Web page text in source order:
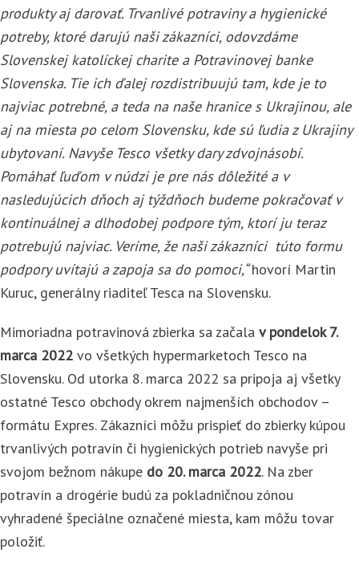
produkty aj darovať. Trvanlivé potraviny a hygienické
potreby, ktoré darujú naši zákazníci, odovzdáme
Slovenskej katolíckej charite a Potravinovej banke
Slovenska. Tie ich ďalej rozdistribuujú tam, kde je to
najviac potrebné, a teda na naše hranice s Ukrajinou, ale
aj na miesta po celom Slovensku, kde sú ľudia z Ukrajiny
ubytovaní. Navyše Tesco všetky dary zdvojnásobí.
Pomáhať ľuďom v núdzi je pre nás dôležité a v
nasledujúcich dňoch aj týždňoch budeme pokračovať v
kontinuálnej a dlhodobej podpore tým, ktorí ju teraz
potrebujú najviac. Veríme, že naši zákazníci túto formu
podpory uvítajú a zapoja sa do pomoci,“hovorí Martin
Kuruc, generálny riaditeľ Tesca na Slovensku.
Mimoriadna potravinová zbierka sa začala v pondelok 7.
marca 2022 vo všetkých hypermarketoch Tesco na
Slovensku. Od utorka 8. marca 2022 sa pripoja aj všetky
ostatné Tesco obchody okrem najmenších obchodov –
formátu Expres. Zákazníci môžu prispieť do zbierky kúpou
trvanlivých potravín či hygienických potrieb navyše pri
svojom bežnom nákupe do 20. marca 2022. Na zber
potravín a drogérie budú za pokladničnou zónou
vyhradené špeciálne označené miesta, kam môžu tovar
položiť.